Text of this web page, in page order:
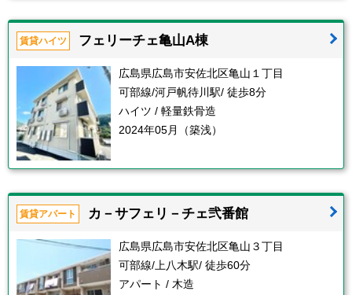
賃貸ハイツ フェリーチェ亀山A棟
広島県広島市安佐北区亀山１丁目
可部線/河戸帆待川駅/ 徒歩8分
ハイツ / 軽量鉄骨造
2024年05月（築浅）
賃貸アパート カ－サフェリ－チェ弐番館
広島県広島市安佐北区亀山３丁目
可部線/上八木駅/ 徒歩60分
アパート / 木造